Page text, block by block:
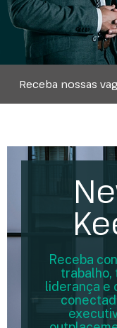
Receba nossas
Receba
trabalho,
liderança e